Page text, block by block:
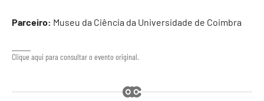
Parceiro: Museu da Ciência da Universidade de Coimbra
Clique aqui para consultar o evento original.